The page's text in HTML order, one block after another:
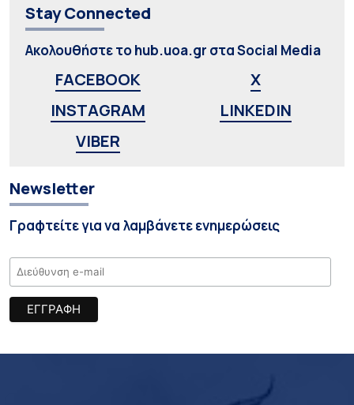
Stay Connected
Ακολουθήστε το hub.uoa.gr στα Social Media
FACEBOOK
X
INSTAGRAM
LINKEDIN
VIBER
Newsletter
Γραφτείτε για να λαμβάνετε ενημερώσεις